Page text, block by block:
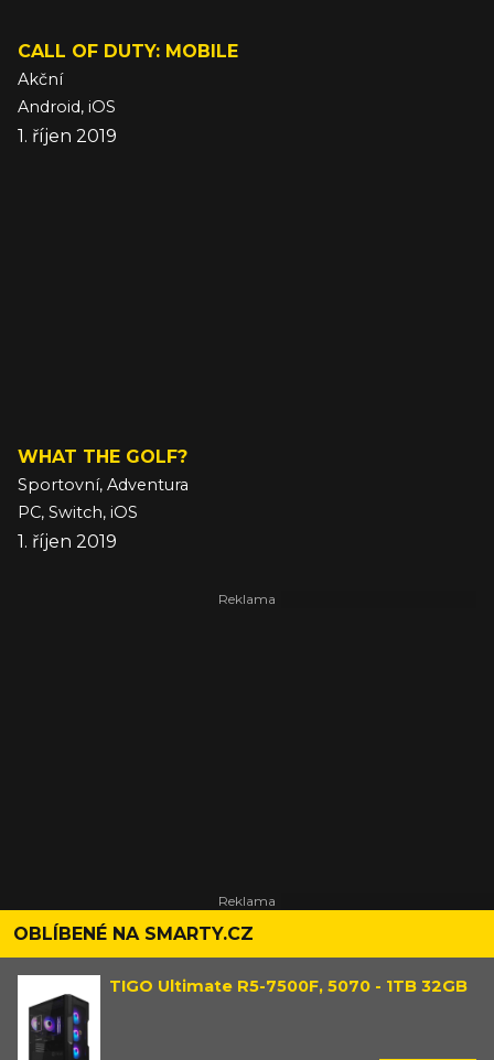
CALL OF DUTY: MOBILE
Akční
Android, iOS
1. říjen 2019
WHAT THE GOLF?
Sportovní, Adventura
PC, Switch, iOS
1. říjen 2019
OBLÍBENÉ NA SMARTY.CZ
TIGO Ultimate R5-7500F, 5070 - 1TB 32GB